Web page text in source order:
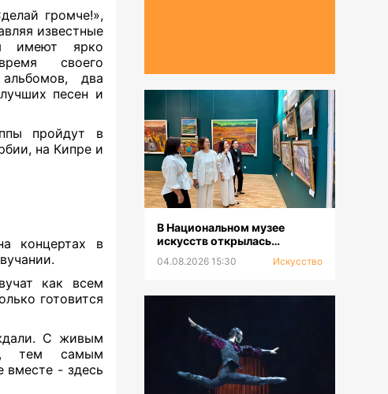
громче!»,
известные
имеют ярко
своего
два
песен и
пройдут в
на Кипре и
концертах в
как всем
готовится
С живым
тем самым
вместе - здесь
В Национальном музее
искусств открылась
Романова
04.08.2026 15:30 Искусство